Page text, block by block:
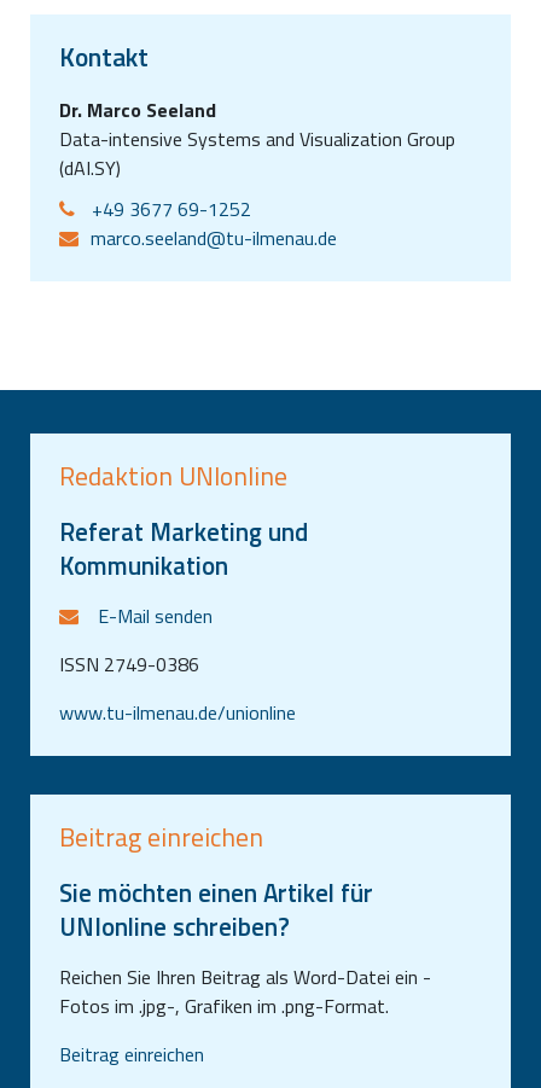
Kontakt
Dr. Marco Seeland
Data-intensive Systems and Visualization Group
(dAI.SY)
+49 3677 69-1252
marco.seeland@tu-ilmenau.de
Redaktion UNIonline
Referat Marketing und
Kommunikation
E-Mail senden
www.tu-ilmenau.de/unionline
ISSN 2749-0386
Beitrag einreichen
Sie möchten einen Artikel für
UNIonline schreiben?
Reichen Sie Ihren Beitrag als Word-Datei ein -
Fotos im .jpg-, Grafiken im .png-Format.
Beitrag einreichen